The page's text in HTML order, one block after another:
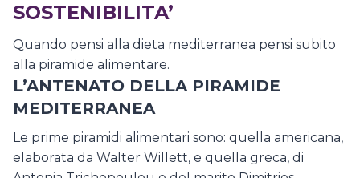
SOSTENIBILITA’
Quando pensi alla dieta mediterranea pensi subito
alla piramide alimentare.
L’ANTENATO DELLA PIRAMIDE
MEDITERRANEA
Le prime piramidi alimentari sono: quella americana,
elaborata da Walter Willett, e quella greca, di